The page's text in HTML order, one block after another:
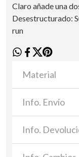
Claro añade una
Desestructurado:
run
Material
Info. Envío
Info.